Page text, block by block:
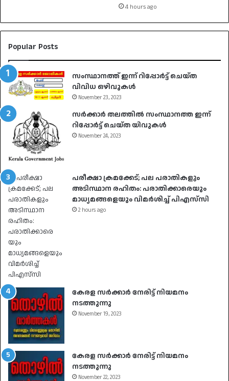
4 hours ago
Popular Posts
സംസ്ഥാനത്ത് ഇന്ന് റിപ്പോർട്ട് ചെയ്ത
വിവിധ ഒഴിവുകൾ
November 23, 2023
സർക്കാർ തലത്തിൽ സംസ്ഥാനത്ത ഇന്ന്
റിപ്പോർട്ട് ചെയ്ത യിവുകൾ
November 24, 2023
പരീക്ഷാ ക്രമക്കേട്; പല പരാതികളും
അടിസ്ഥാന രഹിതം: പരാതിക്കാരെയും
മാധ്യമങ്ങളെയും വിമര്‍ശിച്ച് പിഎസ്‌സി
2 hours ago
കേരള സർക്കാർ നേരിട്ട് നിയമനം
നടത്തുന്നു
November 19, 2023
കേരള സർക്കാർ നേരിട്ട് നിയമനം
നടത്തുന്നു
November 22, 2023